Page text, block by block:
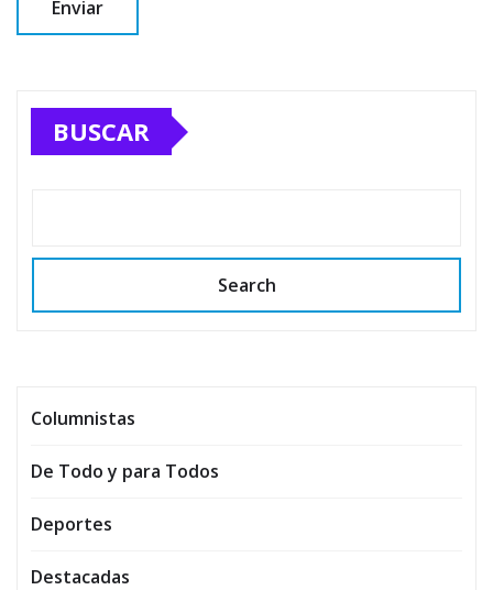
BUSCAR
Search
Columnistas
De Todo y para Todos
Deportes
Destacadas